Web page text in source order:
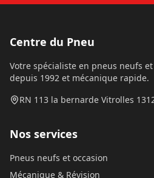
Centre du Pneu
Votre spécialiste en pneus neufs
depuis 1992 et mécanique rapide.
RN 113 la bernarde Vitrolles
Nos services
Pneus neufs et occasion
Mécanique & Révision